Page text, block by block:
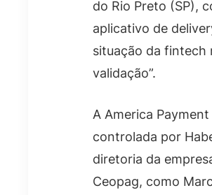
do Rio Preto (SP),
aplicativo de
situação da fintech
validação”.
A America
controlada por
diretoria da
Ceopag, como